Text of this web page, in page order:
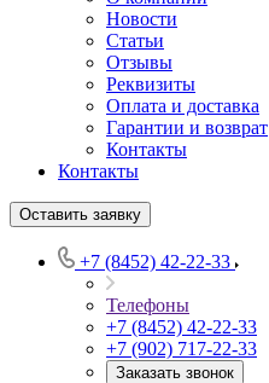
Новости
Статьи
Отзывы
Реквизиты
Оплата и доставка
Гарантии и возврат
Контакты
Контакты
Оставить заявку
+7 (8452) 42-22-33
Телефоны
+7 (8452) 42-22-33
+7 (902) 717-22-33
Заказать звонок